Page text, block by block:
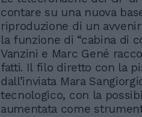
contare su una nuova
riproduzione di un
la funzione di “cabina di
Vanzini e Marc Gené
fatti. Il filo diretto con la
dall’inviata Mara
tecnologico, con la
aumentata come